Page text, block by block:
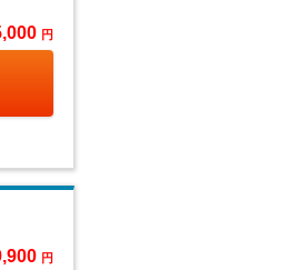
円
円